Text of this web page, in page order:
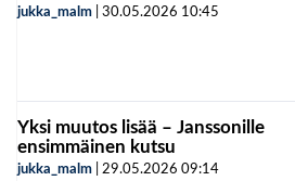
jukka_malm 30.05.2026 10:45
Yksi muutos lisää – Janssonille
ensimmäinen kutsu
jukka_malm 29.05.2026 09:14